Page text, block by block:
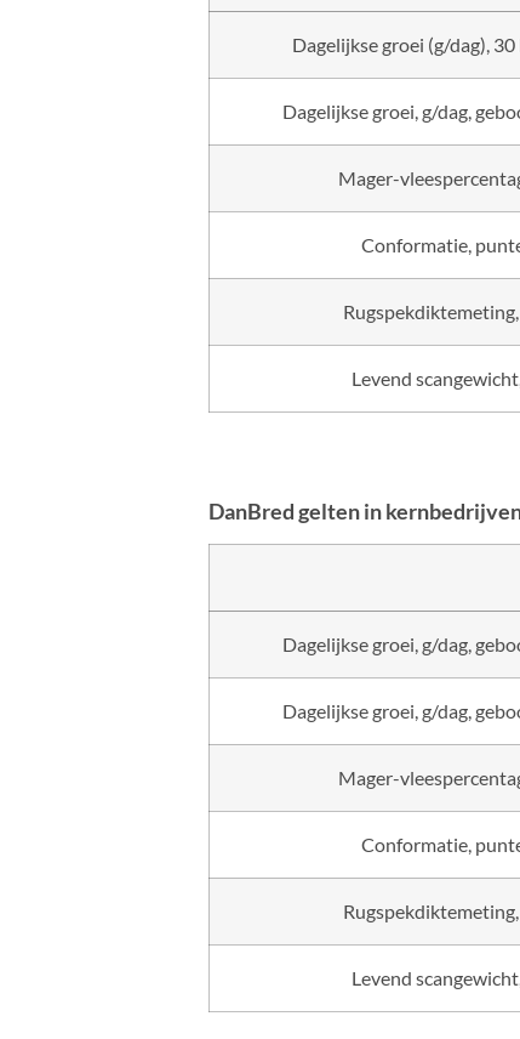
Dagelijkse groei (g/dag), 30
Dagelijkse groei, g/dag,
Mager-
Conformatie,
Levend
DanBred gelten in
Dagelijkse groei, g/dag,
Dagelijkse groei, g/dag,
Mager-
Conformatie,
Levend